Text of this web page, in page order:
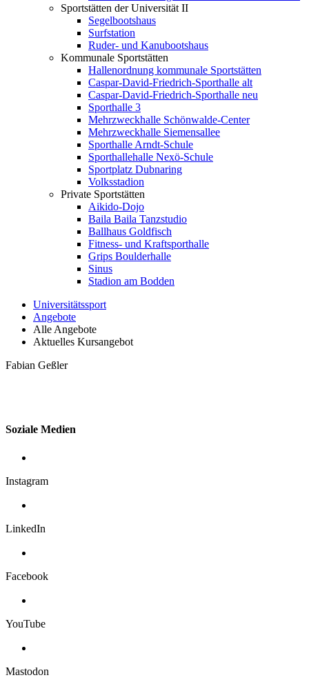
Sportstätten der Universität II
Segelbootshaus
Surfstation
Ruder- und Kanubootshaus
Kommunale Sportstätten
Hallenordnung kommunale Sportstätten
Caspar-David-Friedrich-Sporthalle alt
Caspar-David-Friedrich-Sporthalle neu
Sporthalle 3
Mehrzweckhalle Schönwalde-Center
Mehrzweckhalle Siemensallee
Sporthalle Arndt-Schule
Sporthallehalle Nexö-Schule
Sportplatz Dubnaring
Volksstadion
Private Sportstätten
Aikido-Dojo
Baila Baila Tanzstudio
Ballhaus Goldfisch
Fitness- und Kraftsporthalle
Grips Boulderhalle
Sinus
Stadion am Bodden
Universitätssport
Angebote
Alle Angebote
Aktuelles Kursangebot
Fabian Geßler
Soziale Medien
Instagram
LinkedIn
Facebook
YouTube
Mastodon